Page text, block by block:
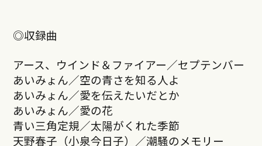
◎収録曲
アース、ウインド＆ファイアー／セプテンバー
あいみょん／空の青さを知る人よ
あいみょん／愛を伝えたいだとか
あいみょん／愛の花
青い三角定規／太陽がくれた季節
天野春子（小泉今日子）／潮騒のメモリー